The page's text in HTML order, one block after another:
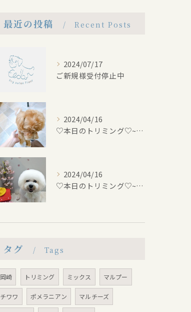
最近の投稿 Recent Posts
2024/07/17
ご新規様受付停止中
2024/04/16
♡本日のトリミング♡⁠~岡崎トリミングサロン~
2024/04/16
♡本日のトリミング♡⁠~岡崎トリミングサロン~
タグ Tags
岡崎 トリミング ミックス マルプー
チワワ ポメラニアン マルチーズ